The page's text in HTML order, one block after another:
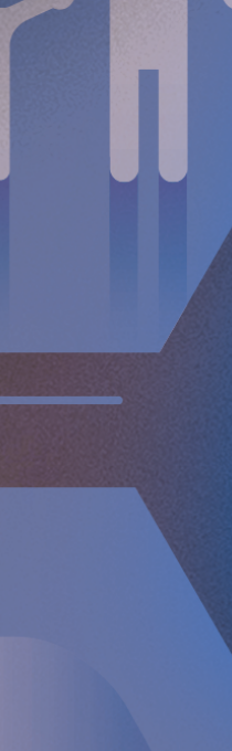
Implantica deltog i
kongresser i
Österrike och
och den
behandlingen
och alla som
kvartalet finansiell
Nettoomsättningen
Justerad
Rörelseförlusten
Förlust efter skatt
Förlust per A-aktie
till 0,08 EUR (0,04).
Likvida medel vid
Finansiell sammanfattning
Nettoomsättningen
Justerad
Rörelseförlusten
Förlust efter skatt
Förlust per A-aktie